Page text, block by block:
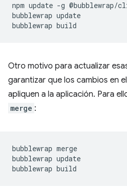
npm update -g @bubblewrap/
bubblewrap update
bubblewrap
Otro motivo para actualizar
garantizar que los cambios en
apliquen a la aplicación. Para
merge :
bubblewrap merge
bubblewrap update
bubblewrap